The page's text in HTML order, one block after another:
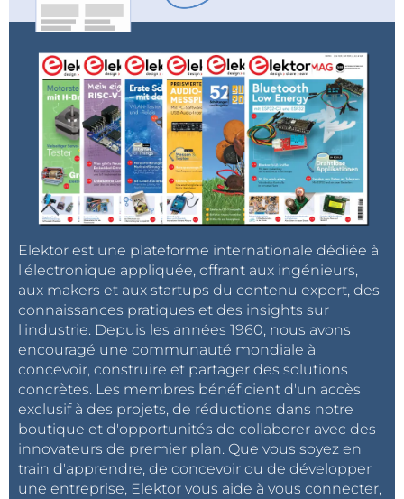
Elektor est une plateforme internationale dédiée à
l'électronique appliquée, offrant aux ingénieurs,
aux makers et aux startups du contenu expert, des
connaissances pratiques et des insights sur
l'industrie. Depuis les années 1960, nous avons
encouragé une communauté mondiale à
concevoir, construire et partager des solutions
concrètes. Les membres bénéficient d'un accès
exclusif à des projets, de réductions dans notre
boutique et d'opportunités de collaborer avec des
innovateurs de premier plan. Que vous soyez en
train d'apprendre, de concevoir ou de développer
une entreprise, Elektor vous aide à vous connecter,